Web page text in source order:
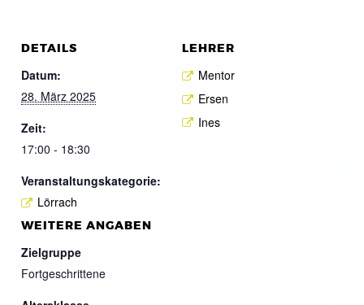
DETAILS
Datum:
28. März 2025
Zeit:
17:00 - 18:30
Veranstaltungskategorie:
Lörrach
LEHRER
Mentor
Ersen
Ines
WEITERE ANGABEN
Zielgruppe
Fortgeschrittene